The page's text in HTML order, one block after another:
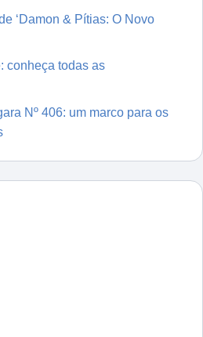
‘Damon & Pítias: O Novo
conheça todas as
Nº 406: um marco para os